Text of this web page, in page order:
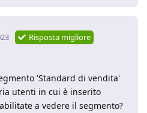
Risposta migliore
'Standard di vendita'
utenti in cui è inserito
a vedere il segmento?